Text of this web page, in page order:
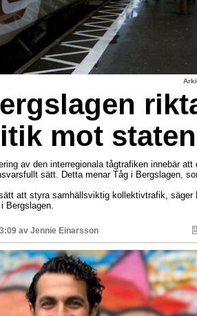
mot staten
av den interregionala tågtrafiken innebär att
sätt. Detta menar Tåg i Bergslagen,
att styra samhällsviktig kollektivtrafik, säger
Bergslagen.
av Jennie Einarsson